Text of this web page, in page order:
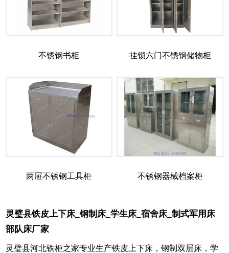
不锈钢书柜 挂锁六门不锈钢储物柜
两屉不锈钢工具柜 不锈钢器械档案柜
灵璧县铁皮上下床_钢制床_学生床_宿舍床_制式军用床
部队床厂家
灵璧县河北铁柜之家专业生产铁皮上下床，钢制双层床，学